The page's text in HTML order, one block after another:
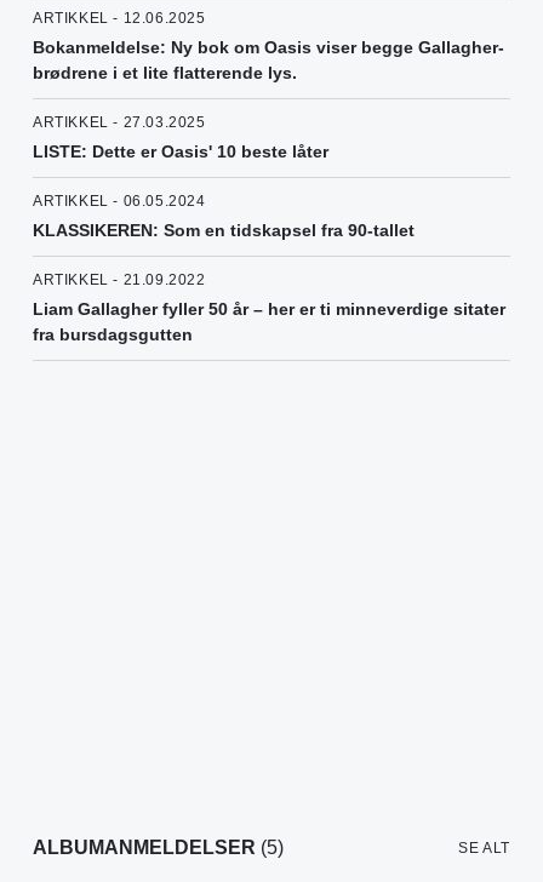
ARTIKKEL - 12.06.2025
Bokanmeldelse: Ny bok om Oasis viser begge Gallagher-
brødrene i et lite flatterende lys.
ARTIKKEL - 27.03.2025
LISTE: Dette er Oasis' 10 beste låter
ARTIKKEL - 06.05.2024
KLASSIKEREN: Som en tidskapsel fra 90-tallet
ARTIKKEL - 21.09.2022
Liam Gallagher fyller 50 år – her er ti minneverdige sitater
fra bursdagsgutten
ALBUMANMELDELSER (5) SE ALT